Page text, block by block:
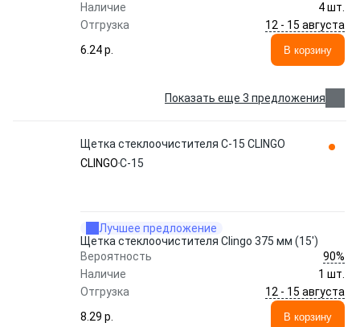
Наличие
4 шт.
Отгрузка
12 - 15 августа
6.24 p.
В корзину
Показать еще 3 предложения
Щетка стеклоочистителя C-15 CLINGO
CLINGOC-15
Лучшее предложение
Щетка стеклоочистителя Clingo 375 мм (15')
Вероятность
90%
Наличие
1 шт.
Отгрузка
12 - 15 августа
8.29 p.
В корзину